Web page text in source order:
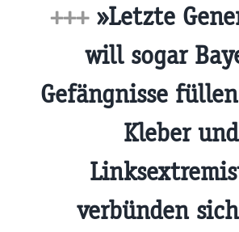
+++»Letzte
will sogar
Gefängnisse
Kleber und
verbünden sich